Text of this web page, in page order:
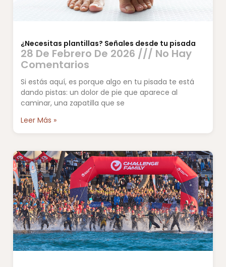
¿Necesitas plantillas? Señales desde tu pisada
28 De Febrero De 2026 No Hay
Comentarios
Si estás aquí, es porque algo en tu pisada te está
dando pistas: un dolor de pie que aparece al
caminar, una zapatilla que se
Leer Más »